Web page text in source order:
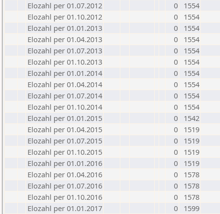
Elozahl per 01.07.2012
0
1554
Elozahl per 01.10.2012
0
1554
Elozahl per 01.01.2013
0
1554
Elozahl per 01.04.2013
0
1554
Elozahl per 01.07.2013
0
1554
Elozahl per 01.10.2013
0
1554
Elozahl per 01.01.2014
0
1554
Elozahl per 01.04.2014
0
1554
Elozahl per 01.07.2014
0
1554
Elozahl per 01.10.2014
0
1554
Elozahl per 01.01.2015
0
1542
Elozahl per 01.04.2015
0
1519
Elozahl per 01.07.2015
0
1519
Elozahl per 01.10.2015
0
1519
Elozahl per 01.01.2016
0
1519
Elozahl per 01.04.2016
0
1578
Elozahl per 01.07.2016
0
1578
Elozahl per 01.10.2016
0
1578
Elozahl per 01.01.2017
0
1599